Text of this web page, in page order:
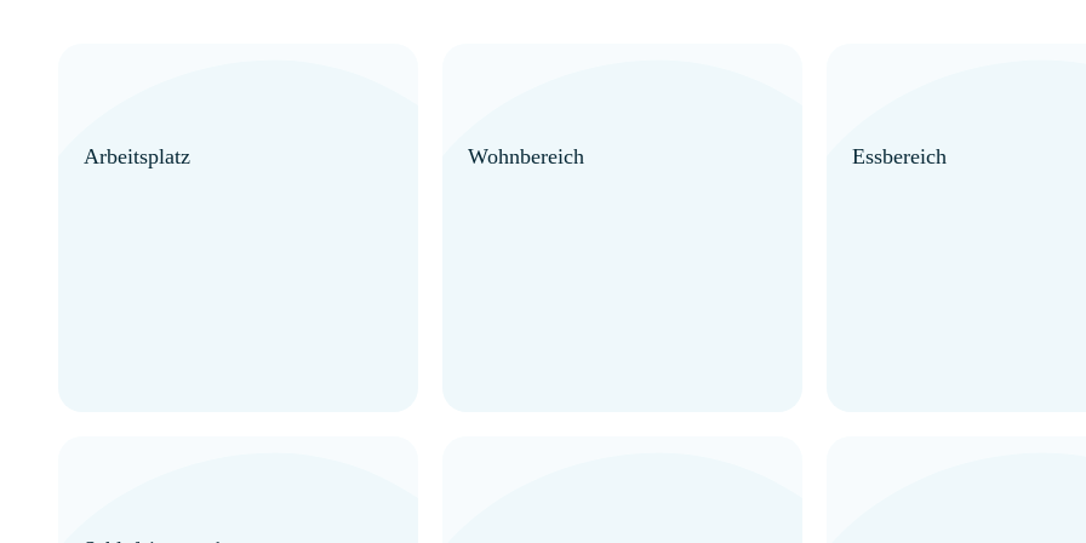
Arbeitsplatz Wohnbereich Essbereich